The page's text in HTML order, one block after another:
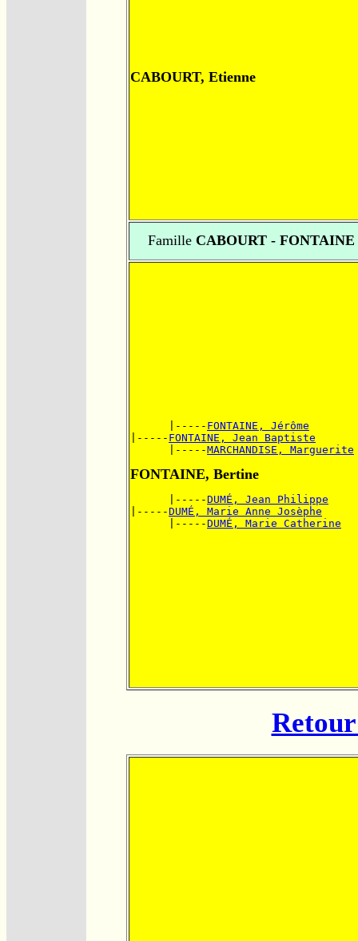
CABOURT, Etienne
Famille CABOURT - FONTAINE
      |-----
FONTAINE, Jérôme
|----- FONTAINE, Jean Baptiste
      |-----
MARCHANDISE, Marguerite
FONTAINE, Bertine
      |-----
DUMÉ, Jean Philippe
|-----DUMÉ, Marie Anne Josèphe
      |-----
DUMÉ, Marie Catherine